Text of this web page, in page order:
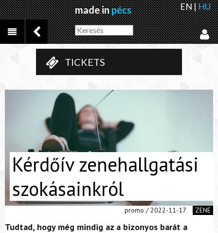
made inpécs EN|HU
TICKETS
Kérdőív zenehallgatási
szokásainkról
promo / 2022-11-17 ZENE
Tudtad, hogy még mindig az a bizonyos barát a